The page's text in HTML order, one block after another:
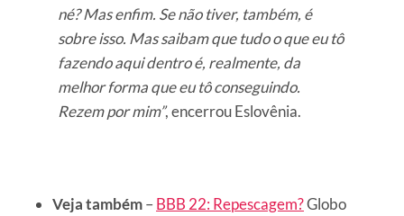
né? Mas enfim. Se não tiver, também, é
sobre isso. Mas saibam que tudo o que eu tô
fazendo aqui dentro é, realmente, da
melhor forma que eu tô conseguindo.
Rezem por mim”, encerrou Eslovênia.
Veja também– BBB 22: Repescagem?Globo